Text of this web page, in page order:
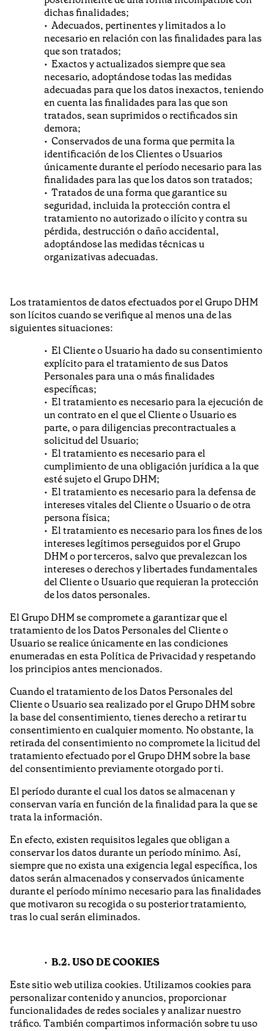
dichas finalidades;
Adecuados, pertinentes y limitados a lo
necesario en relación con las finalidades para las
que son tratados;
Exactos y actualizados siempre que sea
necesario, adoptándose todas las medidas
adecuadas para que los datos inexactos, teniendo
en cuenta las finalidades para las que son
tratados, sean suprimidos o rectificados sin
demora;
Conservados de una forma que permita la
identificación de los Clientes o Usuarios
únicamente durante el período necesario para las
finalidades para las que los datos son tratados;
Tratados de una forma que garantice su
seguridad, incluida la protección contra el
tratamiento no autorizado o ilícito y contra su
pérdida, destrucción o daño accidental,
adoptándose las medidas técnicas u
organizativas adecuadas.
Los tratamientos de datos efectuados por el Grupo DHM
son lícitos cuando se verifique al menos una de las
siguientes situaciones:
El Cliente o Usuario ha dado su consentimiento
explícito para el tratamiento de sus Datos
Personales para una o más finalidades
específicas;
El tratamiento es necesario para la ejecución de
un contrato en el que el Cliente o Usuario es
parte, o para diligencias precontractuales a
solicitud del Usuario;
El tratamiento es necesario para el
cumplimiento de una obligación jurídica a la que
esté sujeto el Grupo DHM;
El tratamiento es necesario para la defensa de
intereses vitales del Cliente o Usuario o de otra
persona física;
El tratamiento es necesario para los fines de los
intereses legítimos perseguidos por el Grupo
DHM o por terceros, salvo que prevalezcan los
intereses o derechos y libertades fundamentales
del Cliente o Usuario que requieran la protección
de los datos personales.
El Grupo DHM se compromete a garantizar que el
tratamiento de los Datos Personales del Cliente o
Usuario se realice únicamente en las condiciones
enumeradas en esta Política de Privacidad y respetando
los principios antes mencionados.
Cuando el tratamiento de los Datos Personales del
Cliente o Usuario sea realizado por el Grupo DHM sobre
la base del consentimiento, tienes derecho a retirar tu
consentimiento en cualquier momento. No obstante, la
retirada del consentimiento no compromete la licitud del
tratamiento efectuado por el Grupo DHM sobre la base
del consentimiento previamente otorgado por ti.
El período durante el cual los datos se almacenan y
conservan varía en función de la finalidad para la que se
trata la información.
En efecto, existen requisitos legales que obligan a
conservar los datos durante un período mínimo. Así,
siempre que no exista una exigencia legal específica, los
datos serán almacenados y conservados únicamente
durante el período mínimo necesario para las finalidades
que motivaron su recogida o su posterior tratamiento,
tras lo cual serán eliminados.
B.2. USO DE COOKIES
Este sitio web utiliza cookies. Utilizamos cookies para
personalizar contenido y anuncios, proporcionar
funcionalidades de redes sociales y analizar nuestro
tráfico. También compartimos información sobre tu uso